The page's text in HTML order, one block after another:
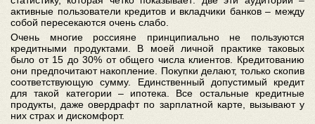
активные пользователи кредитов и вкладчики банков – между
собой пересекаются очень слабо.
Очень многие россияне принципиально не пользуются
кредитными продуктами. В моей личной практике таковых
было от 15 до 30% от общего числа клиентов. Кредитованию
они предпочитают накопление. Покупки делают, только скопив
соответствующую сумму. Единственный допустимый кредит
для такой категории – ипотека. Все остальные кредитные
продукты, даже овердрафт по зарплатной карте, вызывают у
них страх и дискомфорт.